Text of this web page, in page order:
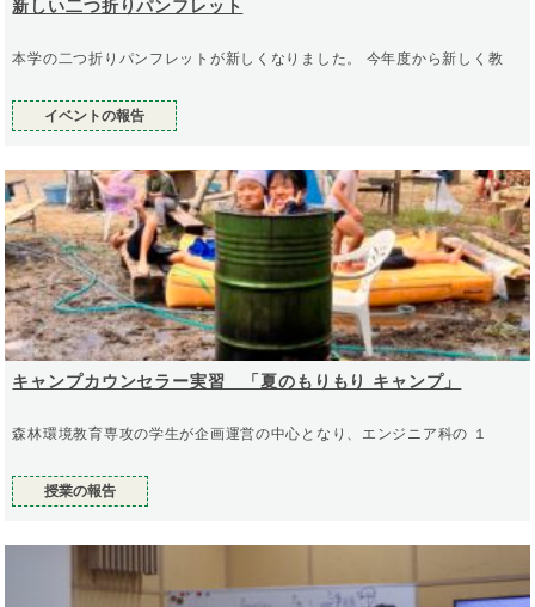
新しい二つ折りパンフレット
本学の二つ折りパンフレットが新しくなりました。 今年度から新しく教
イベントの報告
キャンプカウンセラー実習 「夏のもりもり キャンプ」
森林環境教育専攻の学生が企画運営の中心となり、エンジニア科の １
授業の報告